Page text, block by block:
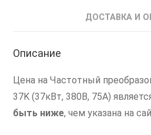
ДОСТАВКА И
Описание
Цена на Частотный
37K (37кВт, 380В, 75А)
быть ниже, чем указана на